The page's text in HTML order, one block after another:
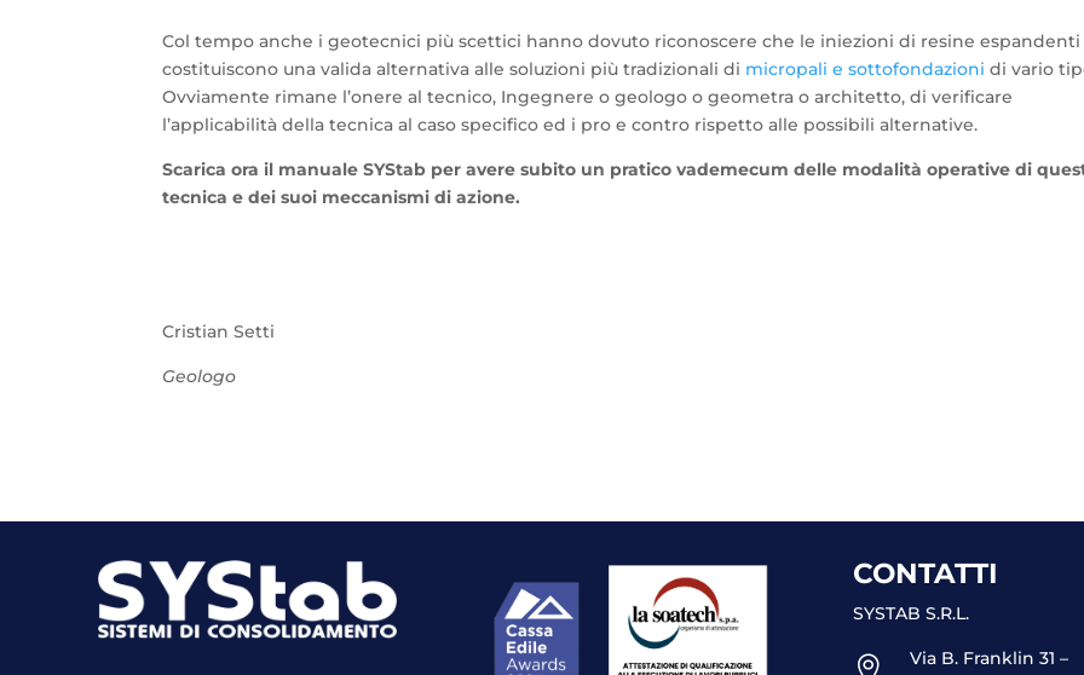
Col tempo anche i geotecnici più scettici hanno dovuto riconoscere che le iniezioni di resine espandenti
costituiscono una valida alternativa alle soluzioni più tradizionali di micropali e sottofondazioni di vario
Ovviamente rimane l’onere al tecnico, Ingegnere o geologo o geometra o architetto, di verificare
l’applicabilità della tecnica al caso specifico ed i pro e contro rispetto alle possibili alternative.
Scarica ora il manuale SYStab per avere subito un pratico vademecum delle modalità operative di
tecnica e dei suoi meccanismi di azione.
Cristian Setti
Geologo
CONTATTI
SYSTAB S.R.L.
Via B. Franklin 31 –